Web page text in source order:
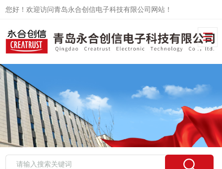
您好！欢迎访问青岛永合创信电子科技有限公司网站！